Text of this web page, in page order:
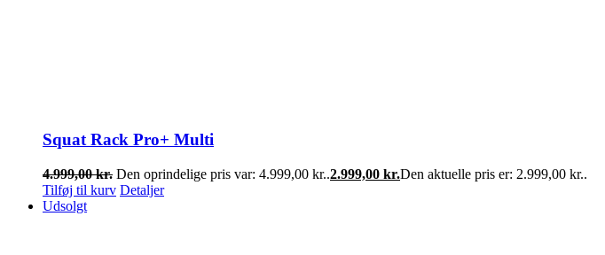
Squat Rack Pro+ Multi
4.999,00kr. Den oprindelige pris var: 4.999,00 kr..2.999,00 kr.Den aktuelle pris er: 2.999,00 kr..
Tilføj til kurv Detaljer
Udsolgt